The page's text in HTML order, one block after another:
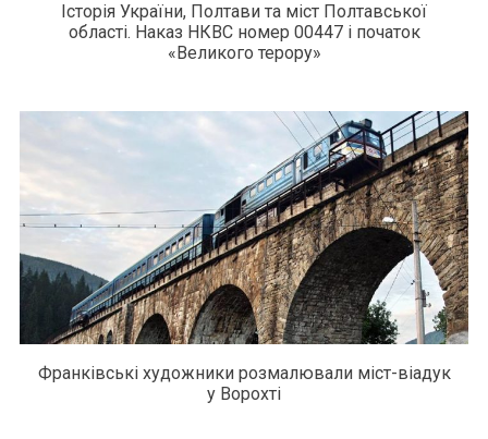
Історія України, Полтави та міст Полтавської
області. Наказ НКВС номер 00447 і початок
«Великого терору»
Франківські художники розмалювали міст-віадук
у Ворохті